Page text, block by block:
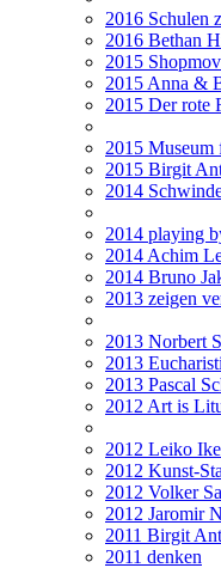
2016 Schulen
2016 Bethan
2015
2015 Anna &
2015 Der rote
2015
2015 Birgit
2014
2014 playing
2014 Achim
2014 Bruno
2013 zeigen
2013 Norbert
2013
2013 Pascal
2012 Art is
2012 Leiko
2012 Kunst-
2012 Volker
2012 Jaromir
2011 Birgit
2011 denken